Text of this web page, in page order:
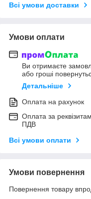
Всі умови доставки
Умови оплати
Ви отримаєте
або гроші
Детальніше
Оплата на рахунок
Оплата за
ПДВ
Всі умови оплати
Умови повернення
Повернення товару